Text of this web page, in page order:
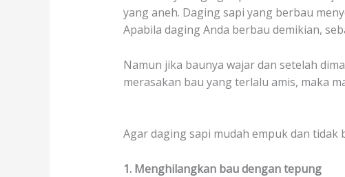
yang aneh. Daging sapi yang berbau
Apabila daging Anda berbau demikian,
Namun jika baunya wajar dan setelah
merasakan bau yang terlalu amis, maka
Agar daging sapi mudah empuk dan tidak
1. Menghilangkan bau dengan tepung